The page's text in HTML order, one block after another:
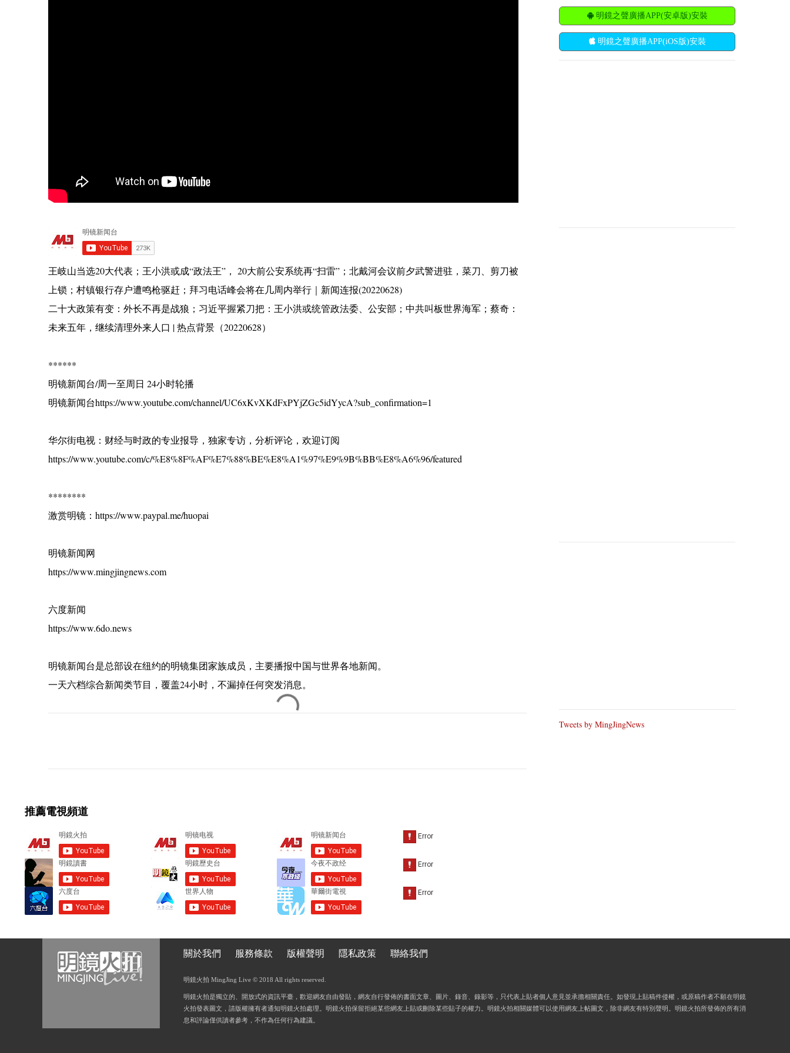
王岐山当选20大代表；王小洪或成“政法王”， 20大前公安系统再“扫雷”；北戴河会议前夕武警进驻，菜刀、剪刀被
上锁；村镇银行存户遭鸣枪驱赶；拜习电话峰会将在几周内举行｜新闻连报(20220628)
二十大政策有变：外长不再是战狼；习近平握紧刀把：王小洪或统管政法委、公安部；中共叫板世界海军；蔡奇：
未来五年，继续清理外来人口 | 热点背景（20220628）
******
明镜新闻台/周一至周日 24小时轮播
明镜新闻台https://www.youtube.com/channel/UC6xKvXKdFxPYjZGc5idYycA?sub_confirmation=1
华尔街电视：财经与时政的专业报导，独家专访，分析评论，欢迎订阅
https://www.youtube.com/c/%E8%8F%AF%E7%88%BE%E8%A1%97%E9%9B%BB%E8%A6%96/featured
********
激赏明镜：https://www.paypal.me/huopai
明镜新闻网
https://www.mingjingnews.com
六度新闻
https://www.6do.news
明镜新闻台是总部设在纽约的明镜集团家族成员，主要播报中国与世界各地新闻。
一天六档综合新闻类节目，覆盖24小时，不漏掉任何突发消息。
n
s
推薦電視頻道
明鏡之聲廣播APP(安卓版)安裝
明鏡之聲廣播APP(iOS版)安裝
Tweets by MingJingNews
關於我們 服務條款 版權聲明 隱私政策 聯絡我們
明鏡火拍 MingJing Live © 2018 All rights reserved.
明鏡火拍是獨立的、開放式的資訊平臺，歡迎網友自由發貼，網友自行發佈的書面文章、圖片、錄音、錄影等，只代表上貼者個人意見並承擔相關責任。如發現上貼稿件侵權，或原稿作者不願在明鏡
火拍發表圖文，請版權擁有者通知明鏡火拍處理。明鏡火拍保留拒絕某些網友上貼或刪除某些貼子的權力。明鏡火拍相關媒體可以使用網友上帖圖文，除非網友有特別聲明。明鏡火拍所發佈的所有消
息和評論僅供讀者參考，不作為任何行為建議。